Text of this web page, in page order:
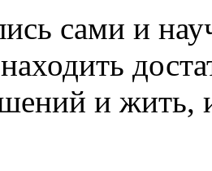
сами и
и жить,